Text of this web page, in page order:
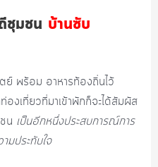
ชุมชน บ้านซับ
ย์ พร้อม อาหารท้องถิ่นไว้
งเที่ยวที่มาเข้าพักก็จะได้สัมผัส
น เป็นอีกหนึ่งประสบการณ์การ
มประทับใจ